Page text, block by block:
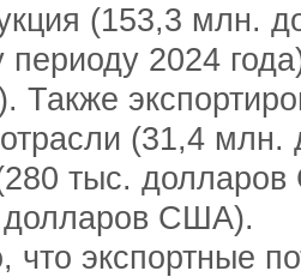
(153,3 млн.
периоду 2024
(31,4
тыс.
США).
что экспортные